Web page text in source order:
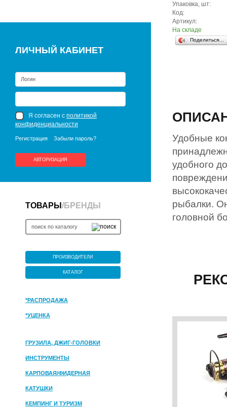
ЛИЧНЫЙ КАБИНЕТ
Я согласен с политикой
конфиденциальности
Регистрация Забыли пароль?
АВТОРИЗАЦИЯ
ТОВАРЫ /БРЕНДЫ
ПРОИЗВОДИТЕЛИ
КАТАЛОГ
*РАСПРОДАЖА
*УЦЕНКА
ГРУЗИЛА, ДЖИГ-ГОЛОВКИ
ИНСТРУМЕНТЫ
КАРПОВАЯ/ФИДЕРНАЯ
КАТУШКИ
КЕМПИНГ И ТУРИЗМ
Упаковка, шт:
Код:
Артикул:
На складе
Поделиться…
Удобные
удобного
рыбалки.
головной